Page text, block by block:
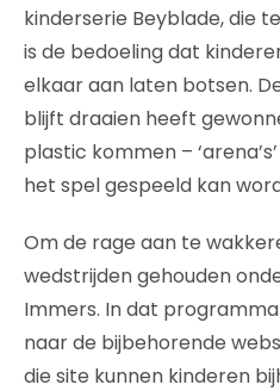
kinderserie Beyblade, die
is de bedoeling dat
elkaar aan laten botsen.
blijft draaien heeft
plastic kommen –
het spel gespeeld kan
Om de rage aan te
wedstrijden gehouden
Immers. In dat
naar de bijbehorende
die site kunnen kinderen